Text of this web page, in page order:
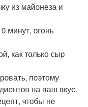
из майонеза и
минут, огонь
как только сыр
поэтому
на ваш вкус.
чтобы не